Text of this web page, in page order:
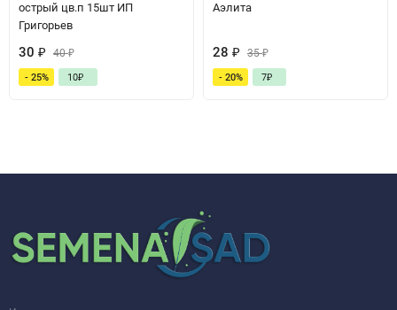
острый цв.п 15шт ИП
Григорьев
30 ₽ 40₽
- 25% 10₽
Аэлита
28 ₽ 35₽
- 20% 7₽